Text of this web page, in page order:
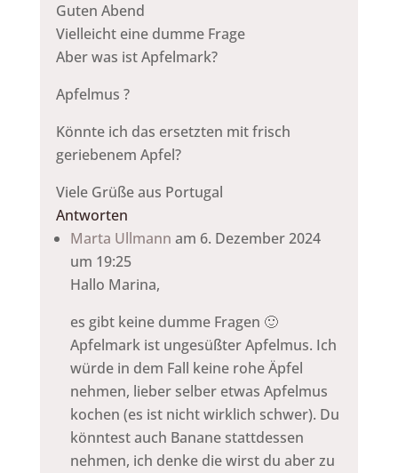
Guten Abend
Vielleicht eine dumme Frage
Aber was ist Apfelmark?
Apfelmus ?
Könnte ich das ersetzten mit frisch
geriebenem Apfel?
Viele Grüße aus Portugal
Antworten
Marta Ullmann am 6. Dezember 2024
um 19:25
Hallo Marina,
es gibt keine dumme Fragen 🙂
Apfelmark ist ungesüßter Apfelmus. Ich
würde in dem Fall keine rohe Äpfel
nehmen, lieber selber etwas Apfelmus
kochen (es ist nicht wirklich schwer). Du
könntest auch Banane stattdessen
nehmen, ich denke die wirst du aber zu